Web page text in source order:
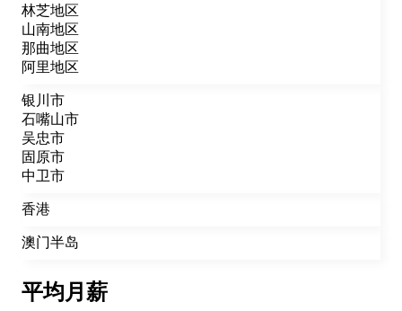
林芝地区
山南地区
那曲地区
阿里地区
银川市
石嘴山市
吴忠市
固原市
中卫市
香港
澳门半岛
平均月薪